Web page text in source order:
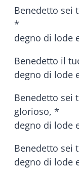
Benedetto sei
*
degno di lode
Benedetto il
degno di lode
Benedetto sei
glorioso, *
degno di lode
Benedetto sei
degno di lode